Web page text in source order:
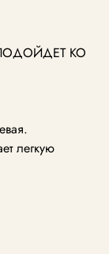
КО
легкую